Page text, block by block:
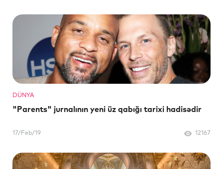
DÜNYA
"Parents" jurnalının yeni üz qabığı tarixi hadisədir
17/Feb/19 12167